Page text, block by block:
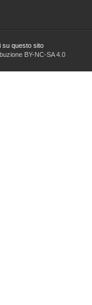
su questo sito
BY-NC-SA 4.0